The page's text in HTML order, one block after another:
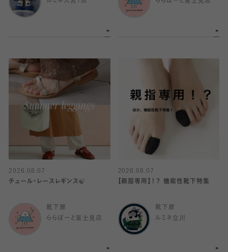
2026.08.07
チュール・レースレギンス🍃
靴下屋
ららぽーと富士見店
2026.08.07
【親指専用】！？ 機能性靴下特集
靴下屋
ルミネ立川